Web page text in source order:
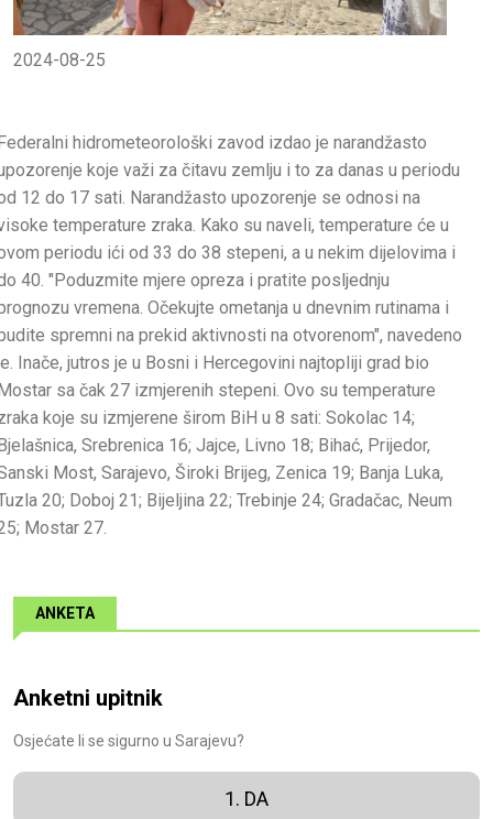
2024-08-25
hidrometeorološki zavod izdao je narandžasto
koje važi za čitavu zemlju i to za danas u periodu
12 do 17 sati. Narandžasto upozorenje se odnosi na
temperature zraka. Kako su naveli, temperature će u
periodu ići od 33 do 38 stepeni, a u nekim dijelovima i
40. "Poduzmite mjere opreza i pratite posljednju
vremena. Očekujte ometanja u dnevnim rutinama i
spremni na prekid aktivnosti na otvorenom", navedeno
Inače, jutros je u Bosni i Hercegovini najtopliji grad bio
sa čak 27 izmjerenih stepeni. Ovo su temperature
koje su izmjerene širom BiH u 8 sati: Sokolac 14;
Srebrenica 16; Jajce, Livno 18; Bihać, Prijedor,
Most, Sarajevo, Široki Brijeg, Zenica 19; Banja Luka,
20; Doboj 21; Bijeljina 22; Trebinje 24; Gradačac, Neum
Mostar 27.
ANKETA
Anketni upitnik
Osjećate li se sigurno u Sarajevu?
1. DA